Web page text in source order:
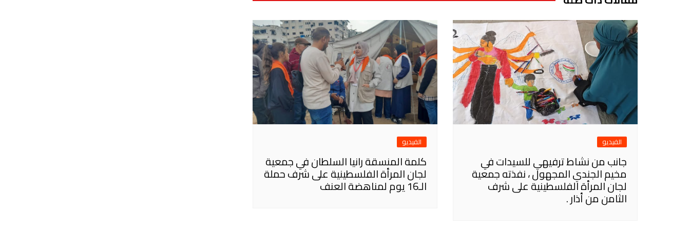
الفيديو
جانب من نشاط ترفيهي للسيدات في
مخيم الجندي المجهول ، نفذته جمعية
لجان المرأة الفلسطينية على شرف
الثامن من أذار .
الفيديو
كلمة المنسقة رانيا السلطان في جمعية
لجان المرأة الفلسطينية على شرف حملة
الـ16 يوم لمناهضة العنف